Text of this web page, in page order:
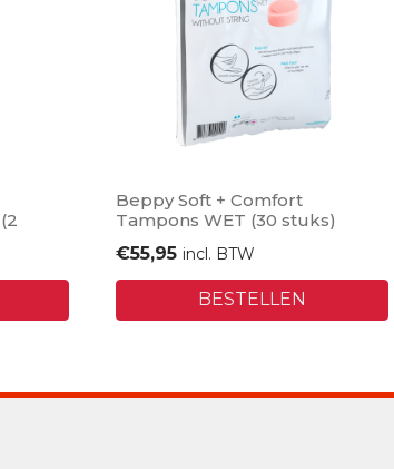
Beppy Soft + Comfort
Tampons WET (30 stuks)
€55,95 incl. BTW
BESTELLEN